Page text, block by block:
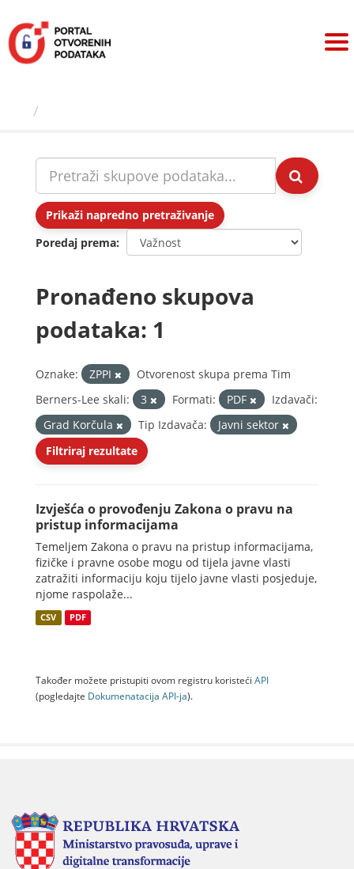
sadržaj
Prikaži napredno pretraživanje
Poredaj prema
Pronađeno skupova
podataka: 1
Oznake: ZPPI
Otvorenost skupa prema Tim
Berners-Lee skali:
3 Formati: PDF
Izdavači:
Grad Korčula
Tip Izdavača:
Javni sektor
Filtriraj rezultate
Izvješća o provođenju Zakona o pravu na
pristup informacijama
Temeljem Zakona o pravu na pristup informacijama,
fizičke i pravne osobe mogu od tijela javne vlasti
zatražiti informaciju koju tijelo javne vlasti posjeduje,
njome raspolaže...
CSV PDF
Također možete pristupiti ovom registru koristeći API
(pogledajte Dokumenаtаcijа API-jа).